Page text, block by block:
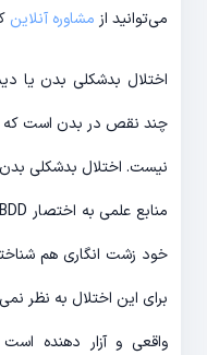
می‌توانید از مشاوره آنلاین
اختلال بدشکلی بدن یا
چند نقص در بدن است که
خود زشت انگاری هم
برای این اختلال به نظر
واقعی و آزار دهنده